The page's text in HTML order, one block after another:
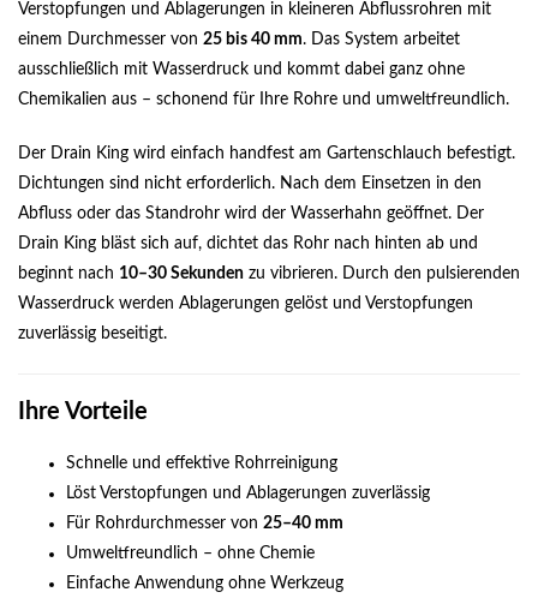
Verstopfungen und Ablagerungen in kleineren Abflussrohren mit
einem Durchmesser von 25 bis 40 mm. Das System arbeitet
ausschließlich mit Wasserdruck und kommt dabei ganz ohne
Chemikalien aus – schonend für Ihre Rohre und umweltfreundlich.
Der Drain King wird einfach handfest am Gartenschlauch befestigt.
Dichtungen sind nicht erforderlich. Nach dem Einsetzen in den
Abfluss oder das Standrohr wird der Wasserhahn geöffnet. Der
Drain King bläst sich auf, dichtet das Rohr nach hinten ab und
beginnt nach 10–30 Sekunden zu vibrieren. Durch den pulsierenden
Wasserdruck werden Ablagerungen gelöst und Verstopfungen
zuverlässig beseitigt.
Ihre Vorteile
Schnelle und effektive Rohrreinigung
Löst Verstopfungen und Ablagerungen zuverlässig
Für Rohrdurchmesser von 25–40 mm
Umweltfreundlich – ohne Chemie
Einfache Anwendung ohne Werkzeug